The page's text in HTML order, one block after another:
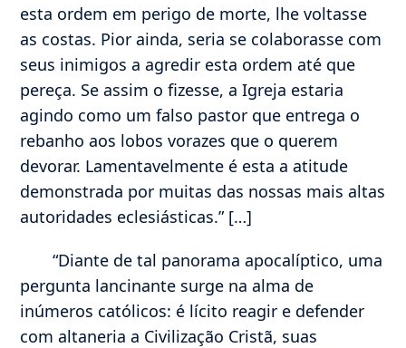
esta ordem em perigo de morte, lhe voltasse
as costas. Pior ainda, seria se colaborasse com
seus inimigos a agredir esta ordem até que
pereça. Se assim o fizesse, a Igreja estaria
agindo como um falso pastor que entrega o
rebanho aos lobos vorazes que o querem
devorar. Lamentavelmente é esta a atitude
demonstrada por muitas das nossas mais altas
autoridades eclesiásticas.” […]
“Diante de tal panorama apocalíptico, uma
pergunta lancinante surge na alma de
inúmeros católicos: é lícito reagir e defender
com altaneria a Civilização Cristã, suas